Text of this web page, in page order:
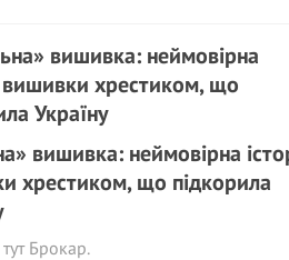
вишивка: неймовірна
хрестиком, що підкорила
Брокар.